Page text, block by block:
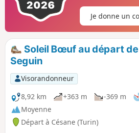
Je donne un
Soleil Bœuf au départ
Seguin
Visorandonneur
8,92 km
+363 m -369 m
Moyenne
Départ à Césane (Turin)